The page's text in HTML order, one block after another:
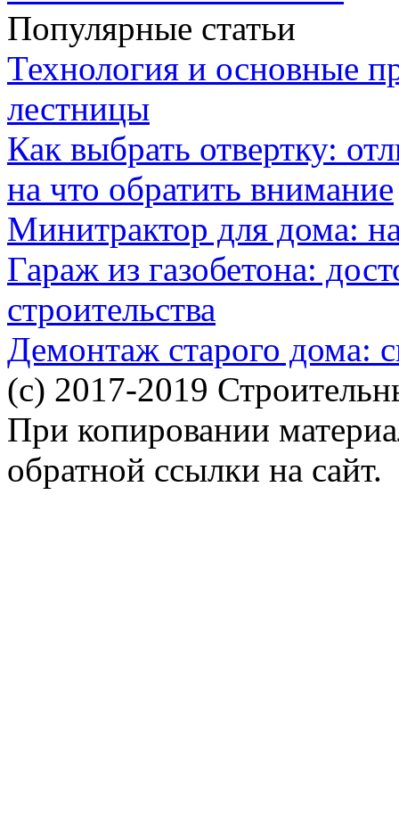
Популярные статьи
Технология и основные
лестницы
Как выбрать отвертку:
на что обратить внимание
Минитрактор для дома:
Гараж из газобетона:
строительства
Демонтаж старого дома:
(c) 2017-2019
При копировании
обратной ссылки на сайт.